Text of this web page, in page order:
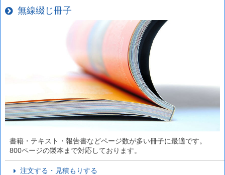
無線綴じ冊子
書籍・テキスト・報告書などページ数が多い冊子に最適です。
800ページの製本まで対応しております。
注文する・見積もりする